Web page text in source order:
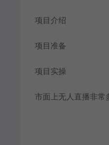
项目介绍
项目准备
项目实操
市面上无人直播非常